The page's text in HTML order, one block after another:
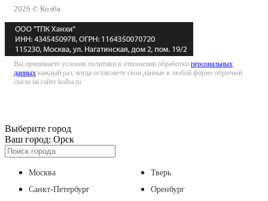
2026 © Колба
Вы принимаете условия политики в отношении обработки персональных
данных каждый раз, когда оставляете свои данные в любой форме обратной
связи на сайте kolba.ru.
Выберите город
Ваш город: Орск
Москва
Санкт-Петербург
Тверь
Оренбург